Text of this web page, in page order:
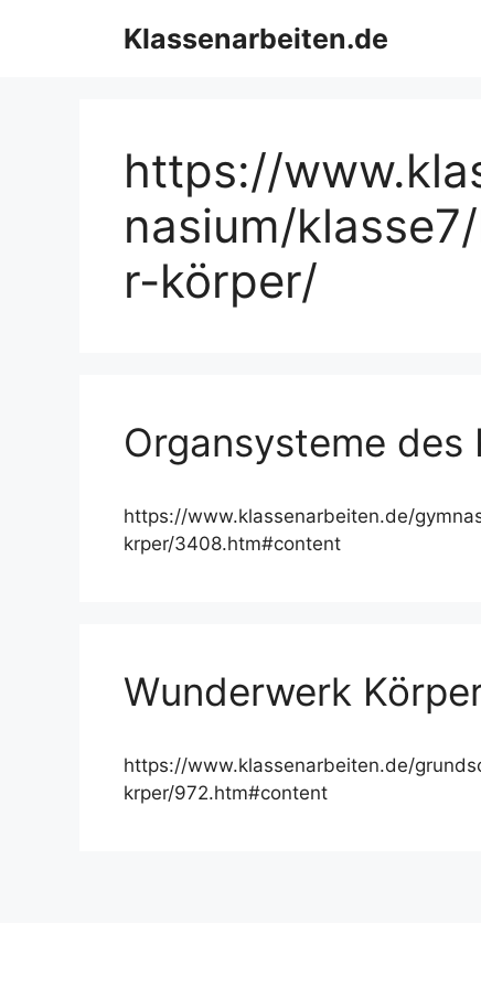
Klassenarbeiten.de
https://
nasium/
r-körper/
Organsysteme des
https://www.klassenarbeiten.de/
krper/3408.htm#content
Wunderwerk
https://www.klassenarbeiten.de/
krper/972.htm#content